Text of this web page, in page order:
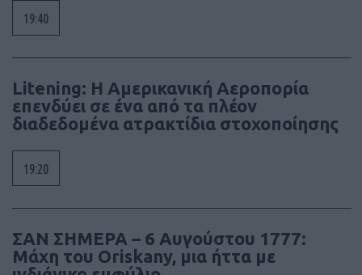
19:40
Litening: Η Αμερικανική Αεροπορία
επενδύει σε ένα από τα πλέον
διαδεδομένα ατρακτίδια στοχοποίησης
19:20
ΣΑΝ ΣΗΜΕΡΑ – 6 Αυγούστου 1777:
Μάχη του Oriskany, μια ήττα με